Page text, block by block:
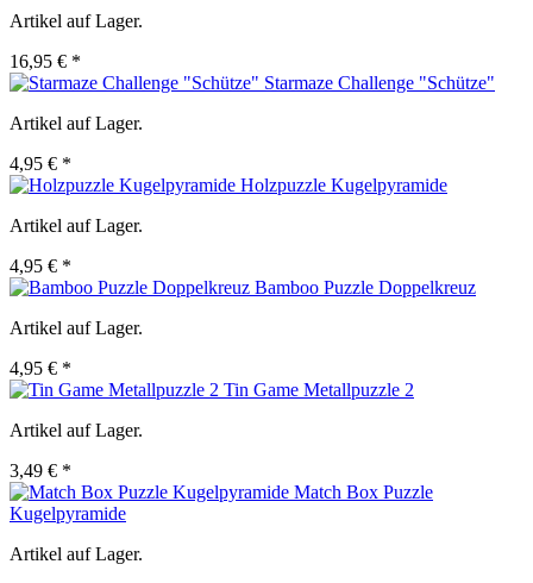
Artikel auf Lager.
16,95 € *
Starmaze Challenge "Schütze"
Artikel auf Lager.
4,95 € *
Holzpuzzle Kugelpyramide
Artikel auf Lager.
4,95 € *
Bamboo Puzzle Doppelkreuz
Artikel auf Lager.
4,95 € *
Tin Game Metallpuzzle 2
Artikel auf Lager.
3,49 € *
Match Box Puzzle
Kugelpyramide
Artikel auf Lager.